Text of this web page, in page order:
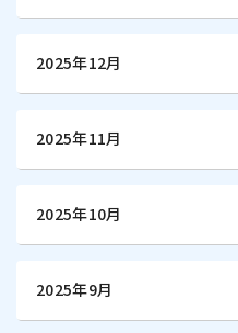
2025年12月
2025年11月
2025年10月
2025年9月